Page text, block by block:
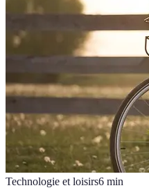
Technologie et loisirs6 min